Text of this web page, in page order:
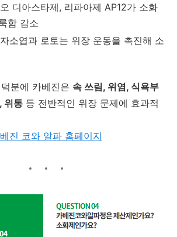
디아스타제, 리파아제 AP12가 소화
함 감소
소엽과 로토는 위장 운동을 촉진해 소
분에 카베진은 속 쓰림, 위염, 식욕부
위통 등 전반적인 위장 문제에 효과적
진 코와 알파 홈페이지